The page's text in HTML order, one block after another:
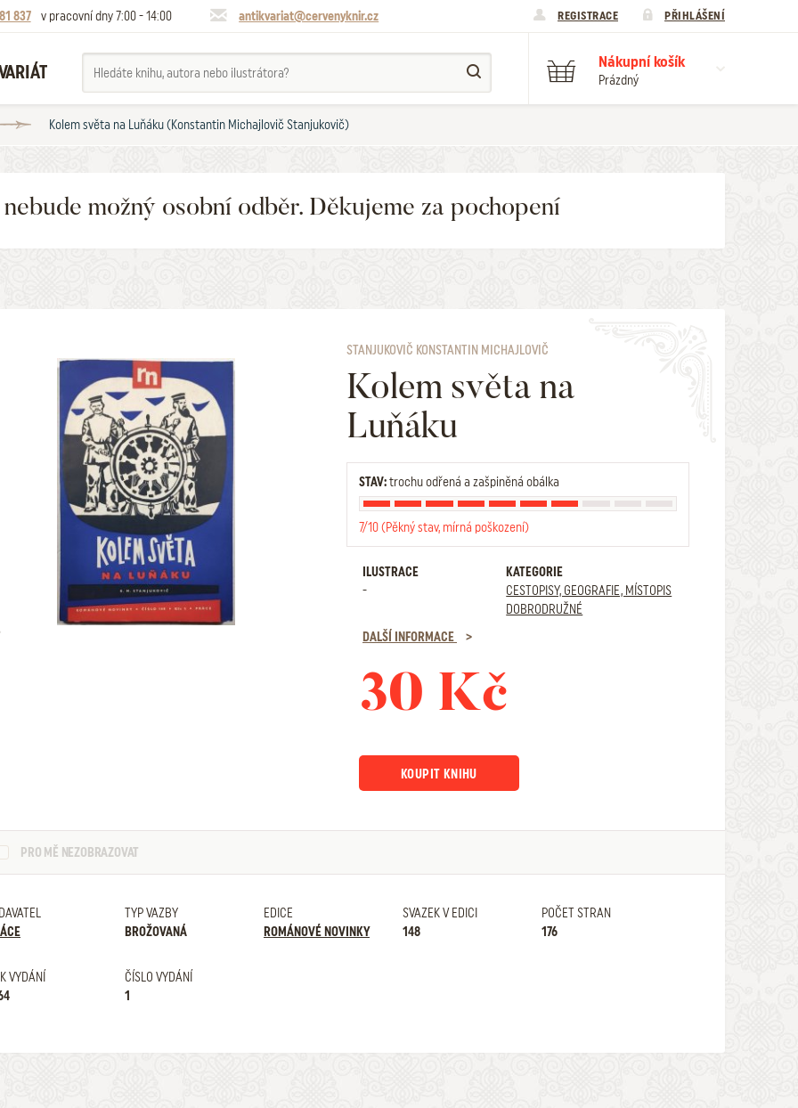
837 v pracovní dny 7:00 - 14:00 antikvariat@cervenyknir.cz REGISTRACE PŘIHLÁŠENÍ
Nákupní košík
Prázdný
Kolem světa na Luňáku (Konstantin Michajlovič Stanjukovič)
možný osobní odběr. Děkujeme za pochopení
STANJUKOVIČ KONSTANTIN MICHAJLOVIČ
Kolem světa na
Luňáku
STAV:trochu odřená a zašpiněná obálka
7/10 (Pěkný stav, mírná poškození)
ILUSTRACE
-
KATEGORIE
CESTOPISY, GEOGRAFIE, MÍSTOPIS
DOBRODRUŽNÉ
DALŠÍ INFORMACE
30 Kč
KOUPIT KNIHU
PRO MĚ NEZOBRAZOVAT
TYP VAZBY
BROŽOVANÁ
EDICE
ROMÁNOVÉ NOVINKY
SVAZEK V EDICI
148
POČET STRAN
176
VYDÁNÍ
ČÍSLO VYDÁNÍ
1